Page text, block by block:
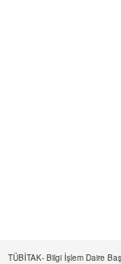
TÜBİTAK- Bilgi İşlem Daire